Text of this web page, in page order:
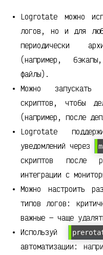
Logrotate можно
логов, но и для
периодически
(например,
файлы).
Можно
скриптов, чтобы
(например, после
Logrotate
уведомлений через
скриптов после
интеграции с
Можно настроить
типов логов:
важные — чаще
Используй
автоматизации: